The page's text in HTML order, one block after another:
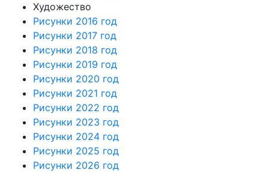
Художество
Рисунки 2016 год
Рисунки 2017 год
Рисунки 2018 год
Рисунки 2019 год
Рисунки 2020 год
Рисунки 2021 год
Рисунки 2022 год
Рисунки 2023 год
Рисунки 2024 год
Рисунки 2025 год
Рисунки 2026 год